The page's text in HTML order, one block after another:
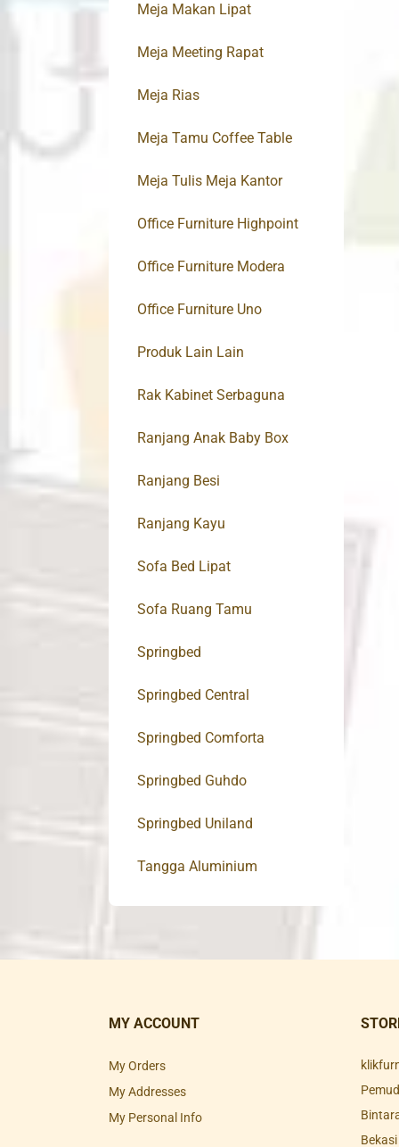
Meja Makan Lipat
Meja Meeting Rapat
Meja Rias
Meja Tamu Coffee Table
Meja Tulis Meja Kantor
Office Furniture Highpoint
Office Furniture Modera
Office Furniture Uno
Produk Lain Lain
Rak Kabinet Serbaguna
Ranjang Anak Baby Box
Ranjang Besi
Ranjang Kayu
Sofa Bed Lipat
Sofa Ruang Tamu
Springbed
Springbed Central
Springbed Comforta
Springbed Guhdo
Springbed Uniland
Tangga Aluminium
MY ACCOUNT
My Orders
My Addresses
My Personal Info